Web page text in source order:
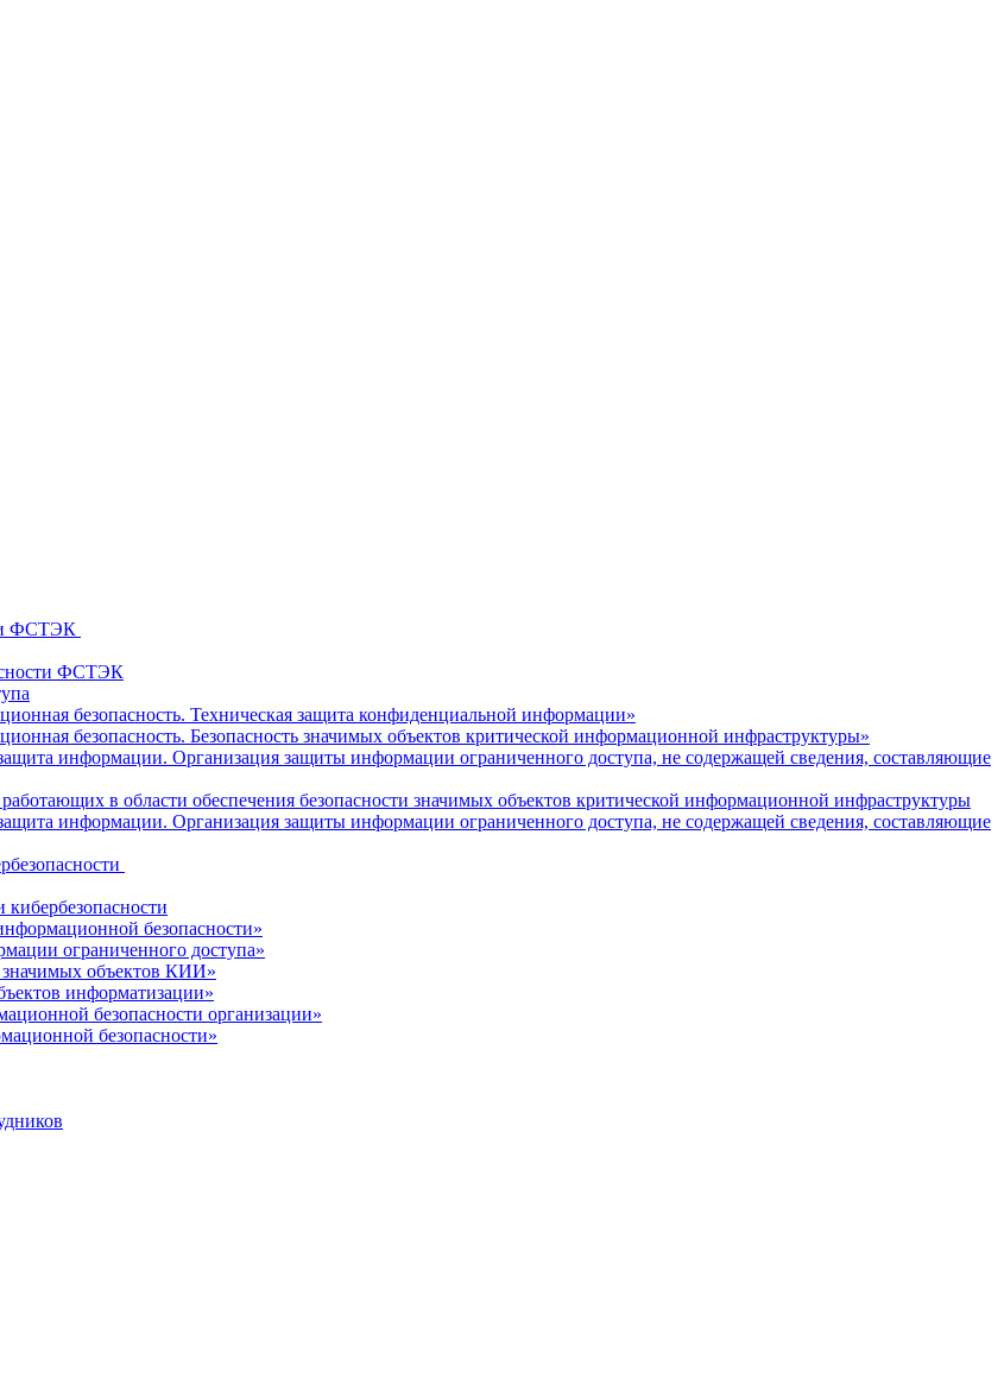
ФСТЭК
ФСТЭК
безопасность. Техническая защита конфиденциальной информации»
безопасность. Безопасность значимых объектов критической информационной инфраструктуры»
информации. Организация защиты информации ограниченного доступа, не содержащей сведения, составляющие
в области обеспечения безопасности значимых объектов критической информационной инфраструктуры
информации. Организация защиты информации ограниченного доступа, не содержащей сведения, составляющие
безопасности»
ограниченного доступа»
объектов КИИ»
информатизации»
безопасности организации»
безопасности»